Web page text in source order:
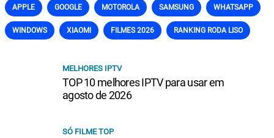
APPLE GOOGLE MOTOROLA SAMSUNG WHATSAPP
WINDOWS XIAOMI FILMES 2026 RANKING RODA LISO
MELHORES IPTV
TOP 10 melhores IPTV para usar em
agosto de 2026
SÓ FILME TOP